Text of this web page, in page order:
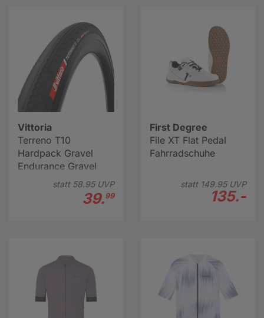
Vittoria
Terreno T10
Hardpack Gravel
Endurance Gravel
Reifen 28"statt 58.95UVP
39.99
First Degree
File XT Flat Pedal
Fahrradschuhe
statt 149.95UVP
135.-